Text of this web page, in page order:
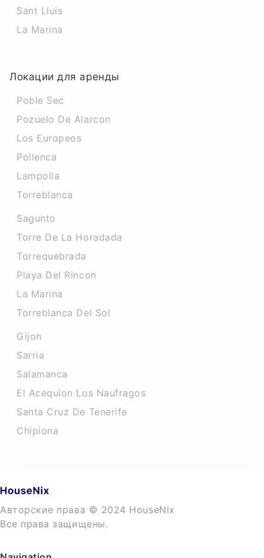
Sant Lluis
La Marina
Локации для аренды
Poble Sec
Pozuelo De Alarcon
Los Europeos
Pollenca
Lampolla
Torreblanca
Sagunto
Torre De La Horadada
Torrequebrada
Playa Del Rincon
La Marina
Torreblanca Del Sol
Gijon
Sarria
Salamanca
El Acequion Los Naufragos
Santa Cruz De Tenerife
Chipiona
Авторские права © 2024 HouseNix
Все права защищены.